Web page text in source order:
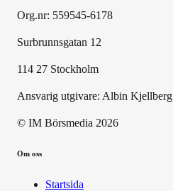
Org.nr: 559545-6178
Surbrunnsgatan 12
114 27 Stockholm
Ansvarig utgivare: Albin Kjellberg
© IM Börsmedia 2026
Om oss
Startsida